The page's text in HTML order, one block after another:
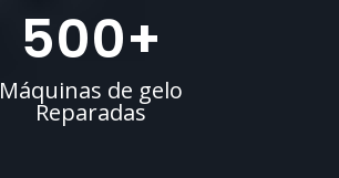
500+
Máquinas de gelo
Reparadas